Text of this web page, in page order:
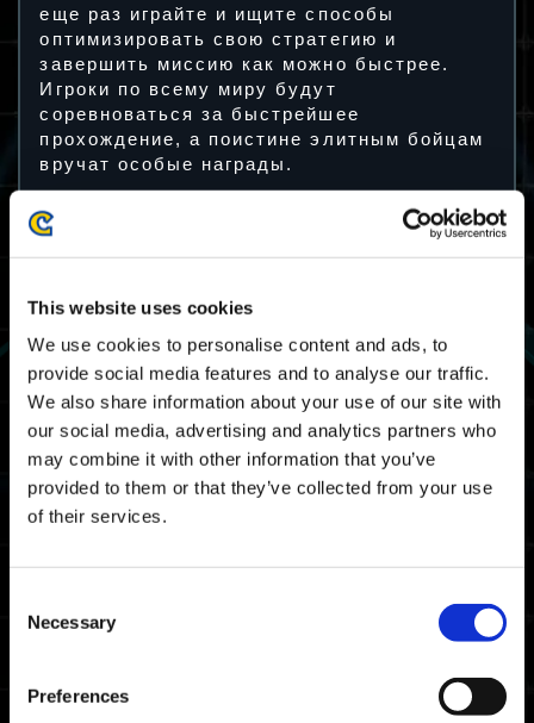
This website uses cookies
We use cookies to personalise content and ads, to
provide social media features and to analyse our traffic.
We also share information about your use of our site with
our social media, advertising and analytics partners who
may combine it with other information that you’ve
provided to them or that they’ve collected from your use
of their services.
Selection
Necessary
Preferences
еще раз играйте и ищите способы
оптимизировать свою стратегию и
завершить миссию как можно быстрее.
Игроки по всему миру будут
соревноваться за быстрейшее
прохождение, а поистине элитным бойцам
вручат особые награды.
Игровой период Дикого испытания
21/06 2024 03:00 UTC ～ 25/06 2024 02:59
UTC
06/20 2024 20:00 PDT ～ 06/24 2024 19:59
PDT
Карта
пространственно-временной разлом
Пройдите Дикое испытание хотя бы один